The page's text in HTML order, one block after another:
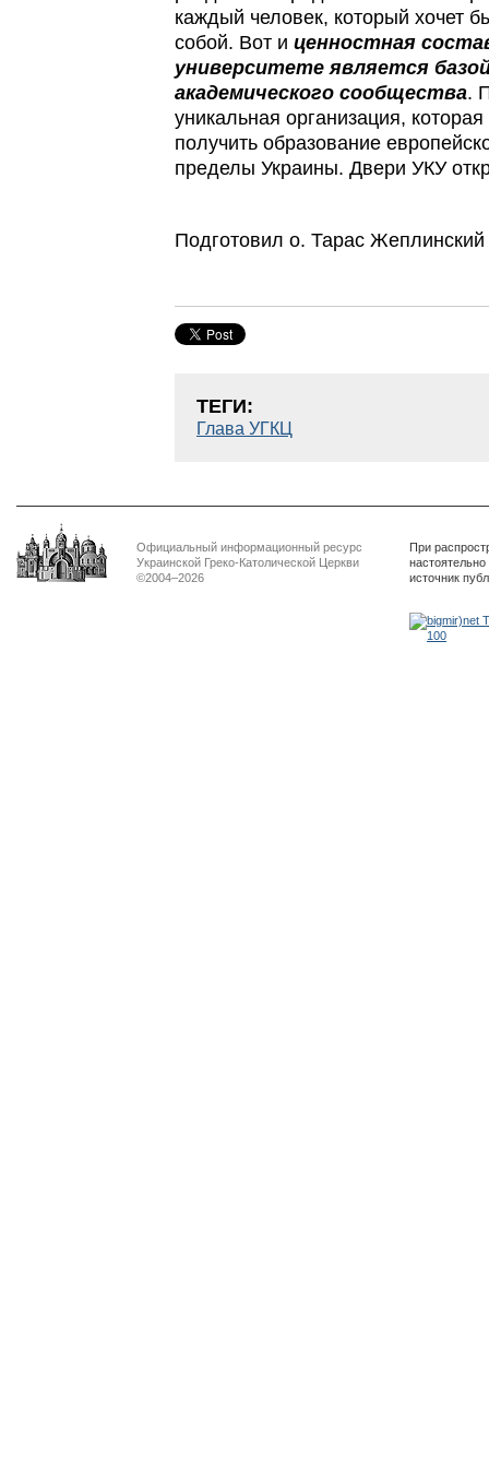
каждый человек, который хочет
собой. Вот и ценностная
университете является
академического сообщества.
уникальная организация,
получить образование
пределы Украины. Двери УКУ
Подготовил о. Тарас Жеплинский
ТЕГИ:
Глава УГКЦ
Официальный информационный ресурс
Украинской Греко-Католической Церкви
©2004–2026
При
источник